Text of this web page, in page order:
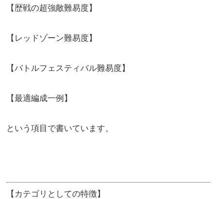
【歴戦の超強敵難易度】
【レッドゾーン難易度】
【バトルフェスティバル難易度】
【最適編成一例】
という項目で書いています。
【カテゴリとしての特徴】